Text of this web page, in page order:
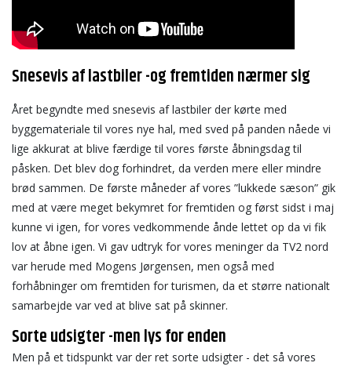
Snesevis af lastbiler -og fremtiden nærmer sig
Året begyndte med snesevis af lastbiler der kørte med
byggemateriale til vores nye hal, med sved på panden nåede vi
lige akkurat at blive færdige til vores første åbningsdag til
påsken. Det blev dog forhindret, da verden mere eller mindre
brød sammen. De første måneder af vores ”lukkede sæson” gik
med at være meget bekymret for fremtiden og først sidst i maj
kunne vi igen, for vores vedkommende ånde lettet op da vi fik
lov at åbne igen. Vi gav udtryk for vores meninger da TV2 nord
var herude med Mogens Jørgensen, men også med
forhåbninger om fremtiden for turismen, da et større nationalt
samarbejde var ved at blive sat på skinner.
Sorte udsigter -men lys for enden
Men på et tidspunkt var der ret sorte udsigter - det så vores